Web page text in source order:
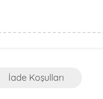
İade Koşulları